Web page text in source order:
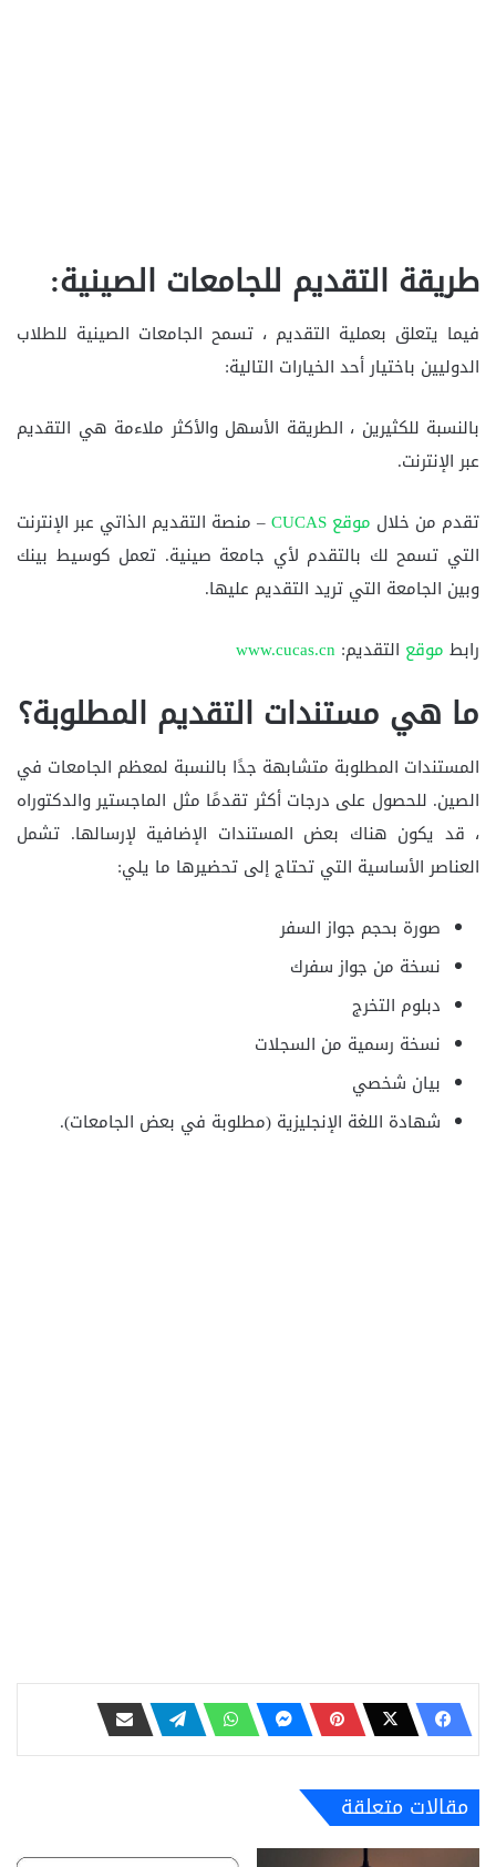
طريقة التقديم للجامعات الصينية:
فيما يتعلق بعملية التقديم ، تسمح الجامعات الصينية للطلاب
الدوليين باختيار أحد الخيارات التالية:
بالنسبة للكثيرين ، الطريقة الأسهل والأكثر ملاءمة هي التقديم
عبر الإنترنت.
تقدم من خلال موقع CUCAS– منصة التقديم الذاتي عبر الإنترنت
التي تسمح لك بالتقدم لأي جامعة صينية. تعمل كوسيط بينك
وبين الجامعة التي تريد التقديم عليها.
رابط موقع التقديم: www.cucas.cn
ما هي مستندات التقديم المطلوبة؟
المستندات المطلوبة متشابهة جدًا بالنسبة لمعظم الجامعات في
الصين. للحصول على درجات أكثر تقدمًا مثل الماجستير والدكتوراه
، قد يكون هناك بعض المستندات الإضافية لإرسالها. تشمل
العناصر الأساسية التي تحتاج إلى تحضيرها ما يلي:
صورة بحجم جواز السفر
نسخة من جواز سفرك
دبلوم التخرج
نسخة رسمية من السجلات
بيان شخصي
شهادة اللغة الإنجليزية (مطلوبة في بعض الجامعات).
مقالات متعلقة